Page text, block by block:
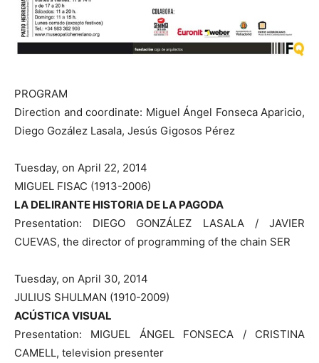
PROGRAM
Direction and coordinate: Miguel Ángel Fonseca Aparicio,
Diego Gozález Lasala, Jesús Gigosos Pérez
Tuesday, on April 22, 2014
MIGUEL FISAC (1913-2006)
LA DELIRANTE HISTORIA DE LA PAGODA
Presentation: DIEGO GONZÁLEZ LASALA / JAVIER
CUEVAS, the director of programming of the chain SER
Tuesday, on April 30, 2014
JULIUS SHULMAN (1910-2009)
ACÚSTICA VISUAL
Presentation: MIGUEL ÁNGEL FONSECA / CRISTINA
CAMELL, television presenter